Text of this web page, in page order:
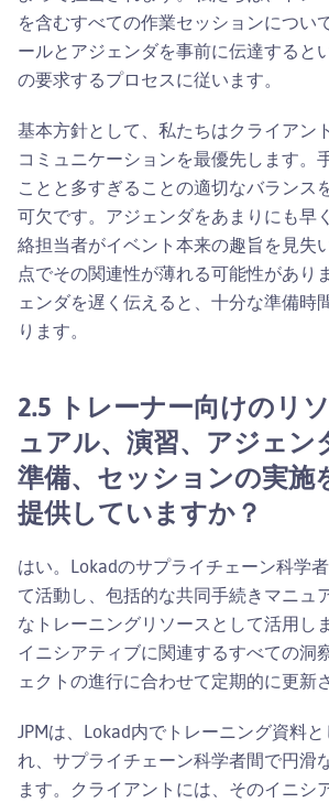
を含むすべての作業セッションについ
ールとアジェンダを事前に伝達すると
の要求するプロセスに従います。
基本方針として、私たちはクライアン
コミュニケーションを最優先します。
ことと多すぎることの適切なバランス
可欠です。アジェンダをあまりにも早
絡担当者がイベント本来の趣旨を見失
点でその関連性が薄れる可能性があり
ェンダを遅く伝えると、十分な準備時
ります。
2.5 トレーナー向けのリ
ュアル、演習、アジェン
準備、セッションの実施
提供していますか？
はい。Lokadのサプライチェーン科学
て活動し、包括的な共同手続きマニュ
なトレーニングリソースとして活用し
イニシアティブに関連するすべての洞
ェクトの進行に合わせて定期的に更新
JPMは、Lokad内でトレーニング資料
れ、サプライチェーン科学者間で円滑
ます。クライアントには、そのイニシ